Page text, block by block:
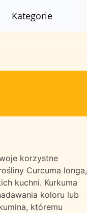
Kategorie
korzystne
Curcuma longa,
kuchni. Kurkuma
koloru lub
któremu